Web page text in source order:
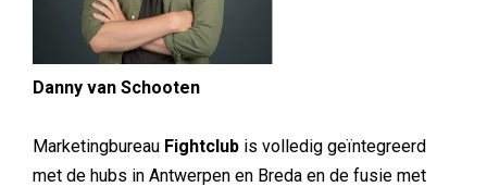
Danny van Schooten
Marketingbureau Fightclub is volledig geïntegreerd
met de hubs in Antwerpen en Breda en de fusie met